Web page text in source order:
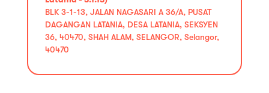
BLK 3-1-13, JALAN NAGASARI A 36/A, PUSAT
DAGANGAN LATANIA, DESA LATANIA, SEKSYEN
36, 40470, SHAH ALAM, SELANGOR, Selangor,
40470